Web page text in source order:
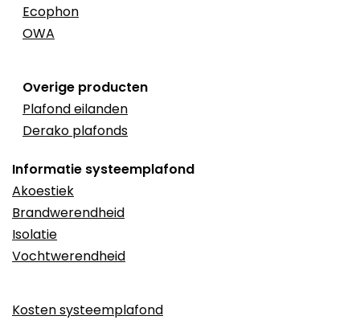
Ecophon
OWA
Overige producten
Plafond eilanden
Derako plafonds
Informatie systeemplafond
Akoestiek
Brandwerendheid
Isolatie
Vochtwerendheid
Kosten systeemplafond